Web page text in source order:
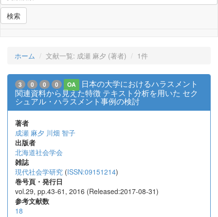
検索
ホーム 文献一覧: 成瀬 麻夕 (著者) 1件
3 0 0 0 OA
日本の大学におけるハラスメント
関連資料から見えた特徴 テキスト分析を用いた セク
シュアル・ハラスメント事例の検討
著者
成瀬 麻夕 川畑 智子
出版者
北海道社会学会
雑誌
現代社会学研究 (ISSN:09151214)
巻号頁・発行日
vol.29, pp.43-61, 2016 (Released:2017-08-31)
参考文献数
18